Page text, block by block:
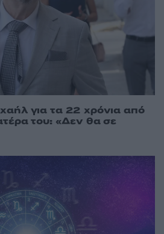
για τα 22 χρόνια από
του: «Δεν θα σε